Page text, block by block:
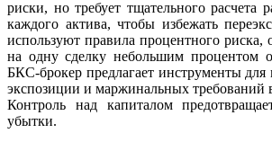
риски, но требует тщательного расчета
каждого актива, чтобы избежать
используют правила процентного риска,
на одну сделку небольшим процентом
БКС-брокер предлагает инструменты
экспозиции и маржинальных требований
Контроль над капиталом
убытки.